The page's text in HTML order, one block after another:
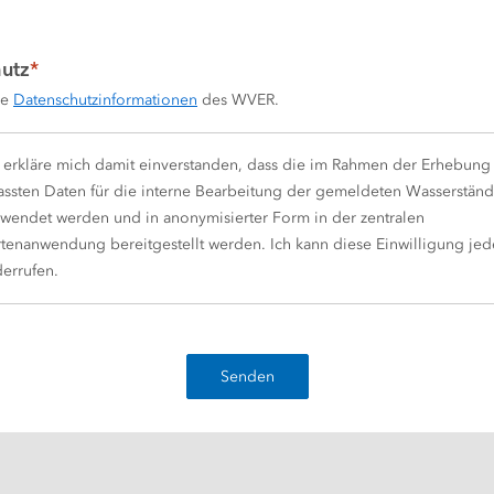
*
Datenschutzinformationen des WVER.
erkläre mich damit einverstanden, dass die im Rahmen der Erhebung
Daten für die interne Bearbeitung der gemeldeten
werden und in anonymisierter Form in der zentralen
bereitgestellt werden. Ich kann diese Einwilligung
Senden